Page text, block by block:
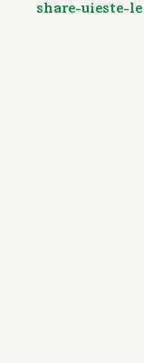
share-uieste-